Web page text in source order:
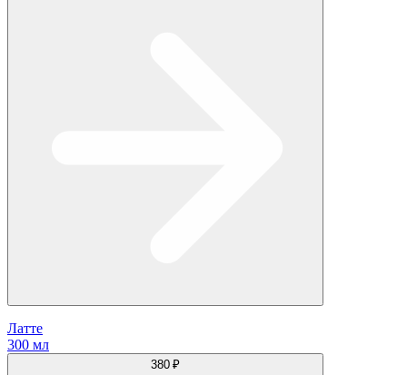
Латте
300 мл
380 ₽